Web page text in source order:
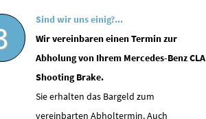
Sind wir uns einig?...
Wir vereinbaren einen Termin zur
Abholung von Ihrem Mercedes-Benz CLA
Shooting Brake.
Sie erhalten das Bargeld zum
vereinbarten Abholtermin. Auch